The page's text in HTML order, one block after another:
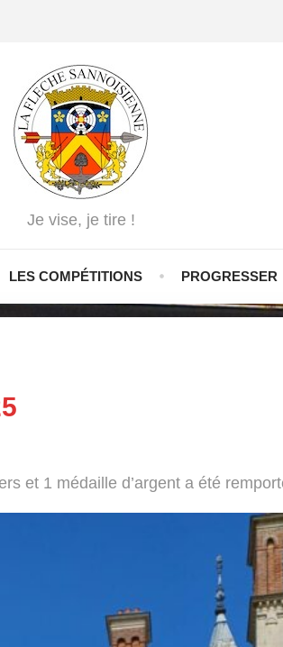
Je vise, je tire !
LES COMPÉTITIONS PROGRESSER
et 1 médaille d’argent a été